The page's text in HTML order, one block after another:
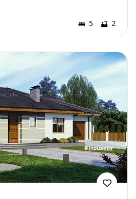
5 2